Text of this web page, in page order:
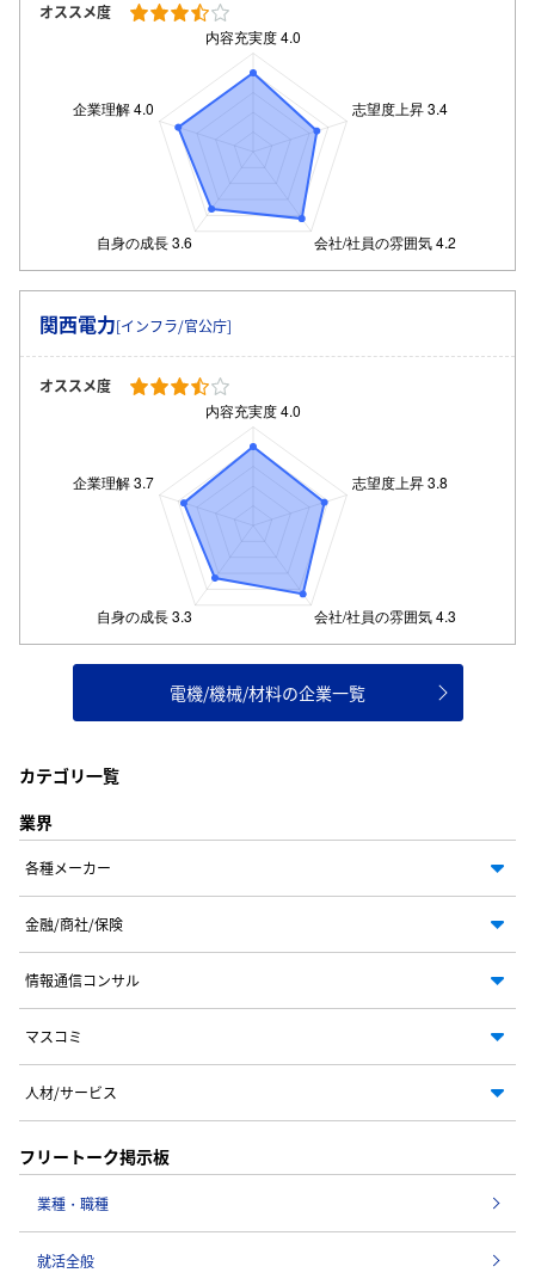
オススメ度
関西電力[インフラ/官公庁]
オススメ度
電機/機械/材料の企業一覧
カテゴリ一覧
業界
各種メーカー
金融/商社/保険
情報通信コンサル
マスコミ
人材/サービス
フリートーク掲示板
業種・職種
就活全般